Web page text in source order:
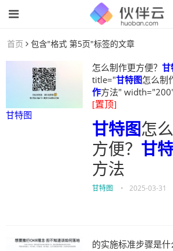
首页 包含"格式 第5页"标签的文章
甘特图
怎么制作更方便？ 甘
title="甘特图怎么制
作方法"
[置顶]
甘特图怎
方便？ 甘
方法
甘特图 • 2025-03-31
的实施标准步骤是